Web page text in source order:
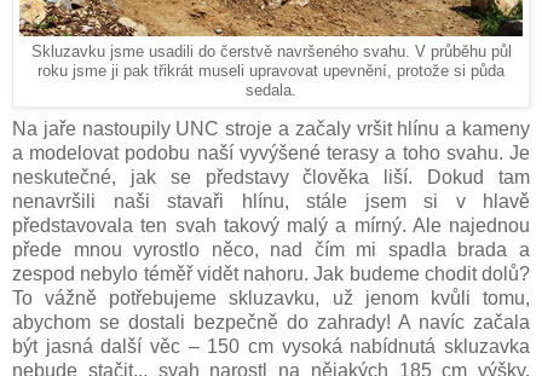
Skluzavku jsme usadili do čerstvě navršeného svahu. V průběhu půl
roku jsme ji pak třikrát museli upravovat upevnění, protože si půda
sedala.
Na jaře nastoupily UNC stroje a začaly vršit hlínu a kameny
a modelovat podobu naší vyvýšené terasy a toho svahu. Je
neskutečné, jak se představy člověka liší. Dokud tam
nenavršili naši stavaři hlínu, stále jsem si v hlavě
představovala ten svah takový malý a mírný. Ale najednou
přede mnou vyrostlo něco, nad čím mi spadla brada a
zespod nebylo téměř vidět nahoru. Jak budeme chodit dolů?
To vážně potřebujeme skluzavku, už jenom kvůli tomu,
abychom se dostali bezpečně do zahrady! A navíc začala
být jasná další věc – 150 cm vysoká nabídnutá skluzavka
nebude stačit... svah narostl na nějakých 185 cm výšky.